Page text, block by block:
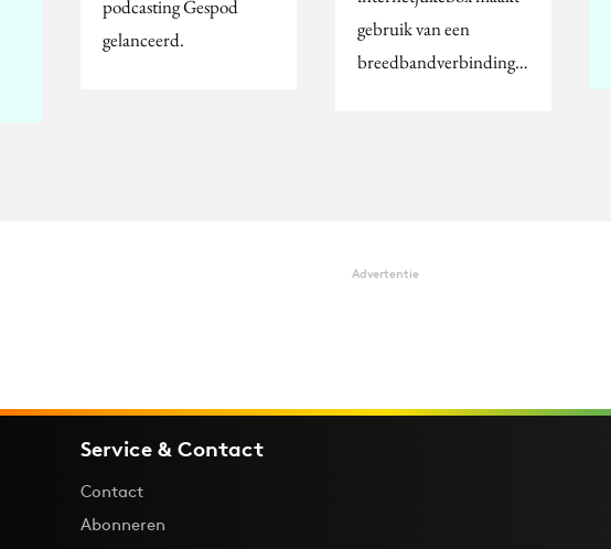
podcasting Gespod
gelanceerd.
gebruik van een
breedbandverbinding…
Advertentie
Service & Contact
Contact
Abonneren